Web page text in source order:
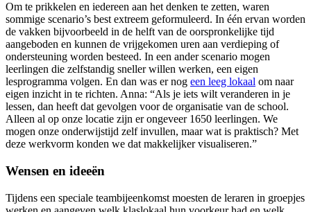
Om te prikkelen en iedereen aan het denken te zetten, waren
sommige scenario’s best extreem geformuleerd. In één ervan worden
de vakken bijvoorbeeld in de helft van de oorspronkelijke tijd
aangeboden en kunnen de vrijgekomen uren aan verdieping of
ondersteuning worden besteed. In een ander scenario mogen
leerlingen die zelfstandig sneller willen werken, een eigen
lesprogramma volgen. En dan was er nog een leeg lokaal om naar
eigen inzicht in te richten. Anna: “Als je iets wilt veranderen in je
lessen, dan heeft dat gevolgen voor de organisatie van de school.
Alleen al op onze locatie zijn er ongeveer 1650 leerlingen. We
mogen onze onderwijstijd zelf invullen, maar wat is praktisch? Met
deze werkvorm konden we dat makkelijker visualiseren.”
Wensen en ideeën
Tijdens een speciale teambijeenkomst moesten de leraren in groepjes